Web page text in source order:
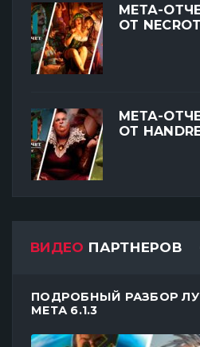
МЕТА-
ОТ
МЕТА-
ОТ
ВИДЕО ПАРТНЕРОВ
ПОДРОБНЫЙ РАЗБОР
МЕТА 6.1.3